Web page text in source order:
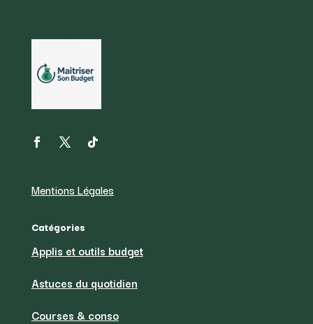
Mentions Légales
Catégories
Applis et outils budget
Astuces du quotidien
Courses & conso